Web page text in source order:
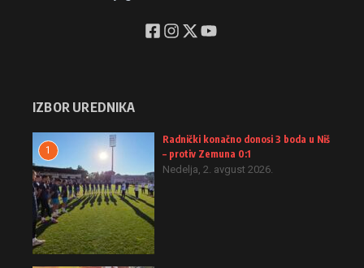
IZBOR UREDNIKA
1
Radnički konačno donosi 3 boda u Niš
– protiv Zemuna 0:1
Nedelja, 2. avgust 2026.